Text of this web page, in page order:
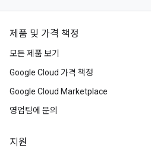
제품 및 가격 책정
모든 제품 보기
Google Cloud 가격 책정
Google Cloud Marketplace
영업팀에 문의
지원